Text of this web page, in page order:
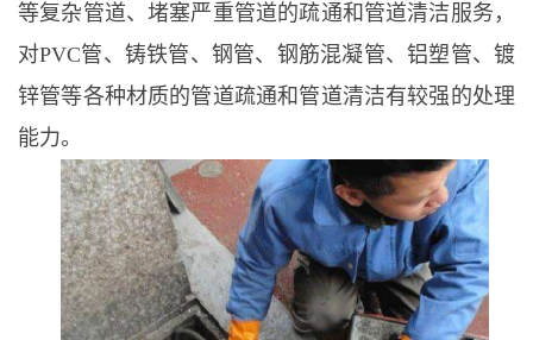
等复杂管道、堵塞严重管道的疏通和管道清洁服务，
对PVC管、铸铁管、钢管、钢筋混凝管、铝塑管、镀
锌管等各种材质的管道疏通和管道清洁有较强的处理
能力。